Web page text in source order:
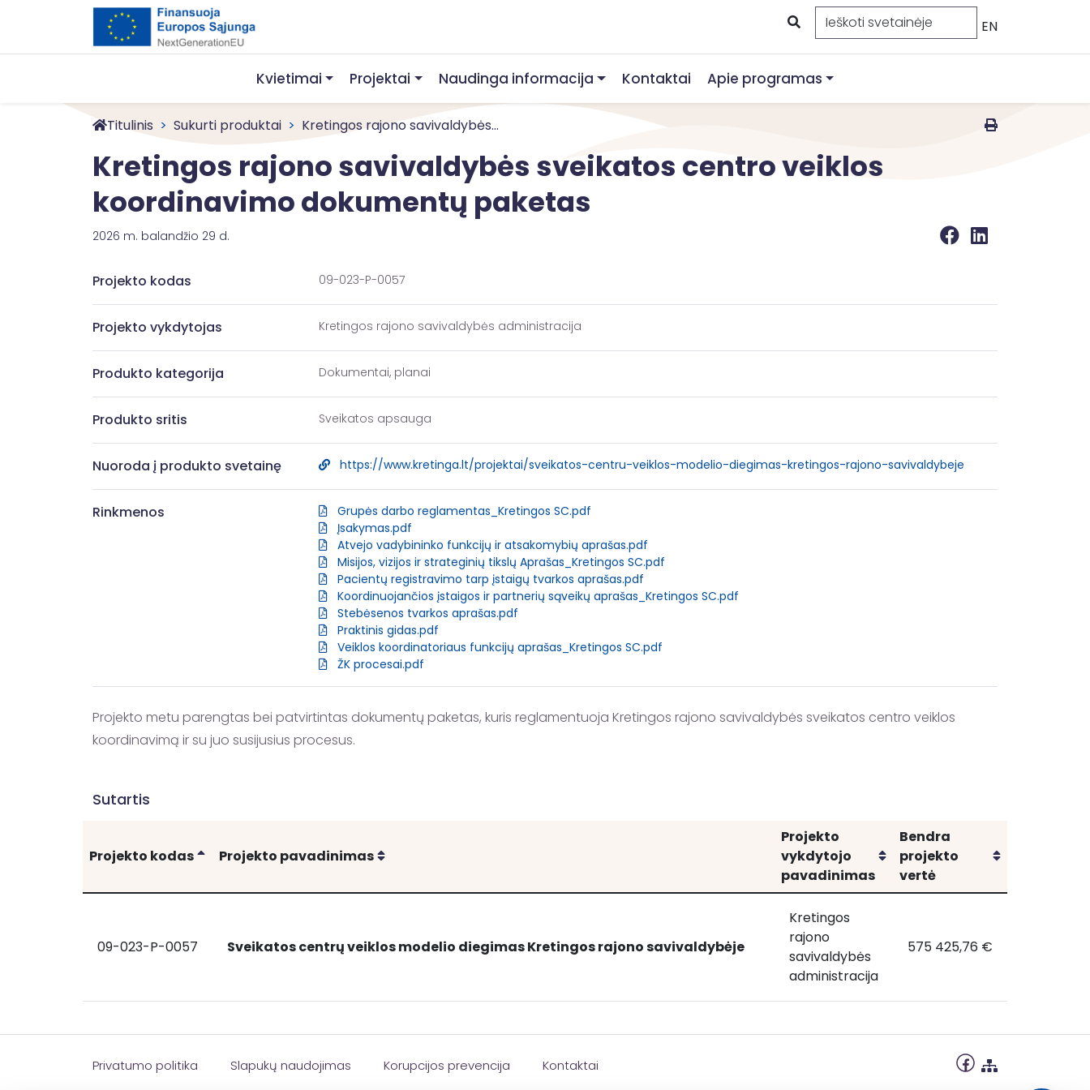
EN
Kvietimai Projektai Naudinga informacija Kontaktai Apie programas
Titulinis Sukurti produktai Kretingos rajono savivaldybės...
Kretingos rajono savivaldybės sveikatos centro veiklos
koordinavimo dokumentų paketas
2026 m. balandžio 29 d.
Projekto kodas 09-023-P-0057
Projekto vykdytojas Kretingos rajono savivaldybės administracija
Produkto kategorija Dokumentai, planai
Produkto sritis Sveikatos apsauga
Nuoroda į produkto svetainę https://www.kretinga.lt/projektai/sveikatos-centru-veiklos-modelio-diegimas-kretingos-rajono-savivaldybeje
Rinkmenos
Grupės darbo reglamentas_Kretingos SC.pdf
Įsakymas.pdf
Atvejo vadybininko funkcijų ir atsakomybių aprašas.pdf
Misijos, vizijos ir strateginių tikslų Aprašas_Kretingos SC.pdf
Pacientų registravimo tarp įstaigų tvarkos aprašas.pdf
Koordinuojančios įstaigos ir partnerių sąveikų aprašas_Kretingos SC.pdf
Stebėsenos tvarkos aprašas.pdf
Praktinis gidas.pdf
Veiklos koordinatoriaus funkcijų aprašas_Kretingos SC.pdf
ŽK procesai.pdf
Projekto metu parengtas bei patvirtintas dokumentų paketas, kuris reglamentuoja Kretingos rajono savivaldybės sveikatos centro veiklos
koordinavimą ir su juo susijusius procesus.
Sutartis
Projekto kodas Rikiuoti
Projekto pavadinimas Rikiuoti
Projekto
vykdytojo
pavadinimas
Rikiuoti
Bendra
projekto
vertė
Rikiuoti
Sveikatos centrų veiklos modelio diegimas Kretingos rajono savivaldybėje
09-023-P-0057
Sveikatos
diegimas
rajono
Sveikatos centrų veiklos modelio diegimas Kretingos rajono savivaldybėje
Sveikatos
centrų
diegimas
Kretingos
rajono
savivaldybės
administracija
Sveikatos centrų veiklos
575 425,76 €
Privatumo politika Slapukų naudojimas Korupcijos prevencija Kontaktai